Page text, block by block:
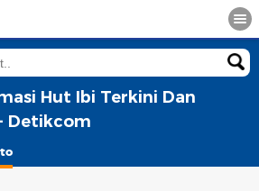
Hut Ibi Terkini Dan
Detikcom